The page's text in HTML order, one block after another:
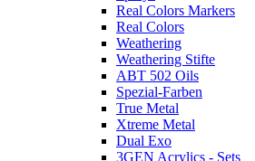
Real Colors Markers
Real Colors
Weathering
Weathering Stifte
ABT 502 Oils
Spezial-Farben
True Metal
Xtreme Metal
Dual Exo
3GEN Acrylics - Sets